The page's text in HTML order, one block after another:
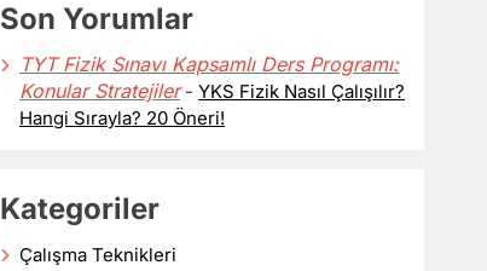
Son Yorumlar
TYT Fizik Sınavı Kapsamlı Ders Programı:
Konular Stratejiler- YKS Fizik Nasıl Çalışılır?
Hangi Sırayla? 20 Öneri!
Kategoriler
Çalışma Teknikleri